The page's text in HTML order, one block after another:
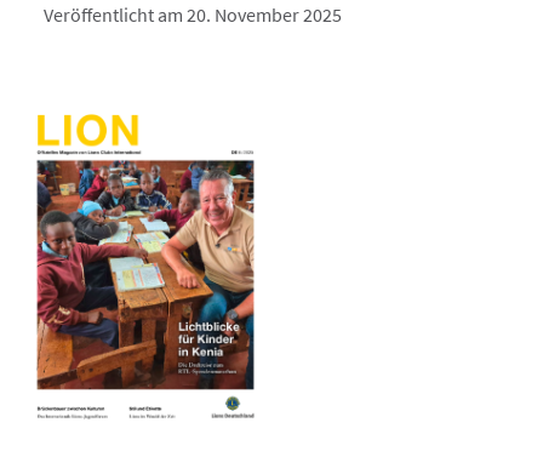
Veröffentlicht am 20. November 2025